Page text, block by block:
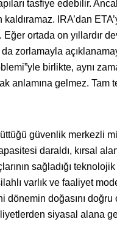
tasfiye edebilir.
IRA’dan
. Eğer ortada on yıllardır
da zorlamayla
birlikte, aynı
anlamına gelmez. Tam
güvenlik merkezli
daraldı, kırsal
sağladığı
varlık ve faaliyet
doğasını
siyasal alana